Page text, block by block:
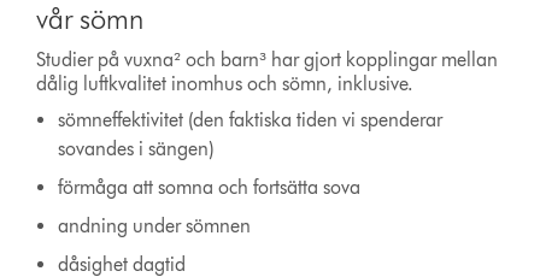
vår sömn
Studier på vuxna² och barn³ har gjort kopplingar mellan
dålig luftkvalitet inomhus och sömn, inklusive.
sömneffektivitet (den faktiska tiden vi spenderar
sovandes i sängen)
förmåga att somna och fortsätta sova
andning under sömnen
dåsighet dagtid